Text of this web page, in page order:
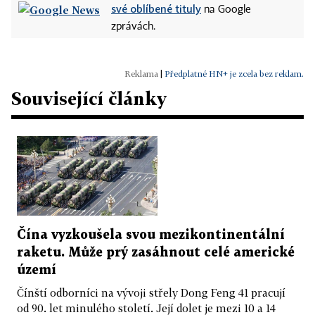
své oblíbené tituly na Google
zprávách.
Předplatné HN+ je zcela bez reklam.
Související články
Čína vyzkoušela svou mezikontinentální
raketu. Může prý zasáhnout celé americké
území
Čínští odborníci na vývoji střely Dong Feng 41 pracují
od 90. let minulého století. Její dolet je mezi 10 a 14